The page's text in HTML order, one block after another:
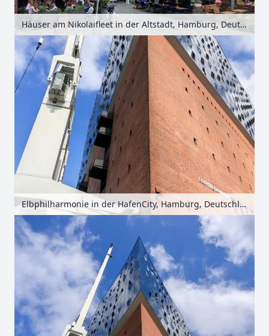
Häuser am Nikolaifleet in der Altstadt, Hamburg, Deutschland
Elbphilharmonie in der HafenCity, Hamburg, Deutschland